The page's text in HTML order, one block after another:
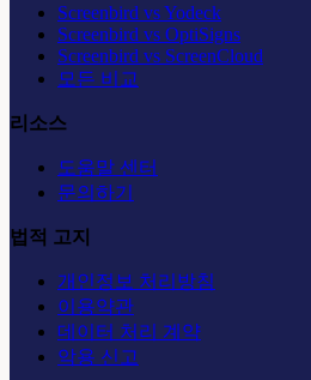
Screenbird vs Yodeck
Screenbird vs OptiSigns
Screenbird vs ScreenCloud
모든 비교
리소스
도움말 센터
문의하기
법적 고지
개인정보 처리방침
이용약관
데이터 처리 계약
악용 신고